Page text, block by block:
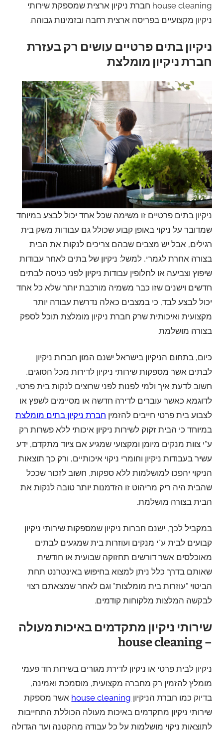
house cleaning חברת ניקיון ארצית שמספקת שירותי
ניקיון מקצועיים בפריסה ארצית רחבה ובזמינות גבוהה.
ניקיון בתים פרטיים עושים רק בעזרת
חברת ניקיון מומלצת
ניקיון בתים פרטיים זו משימה שכל אחד יכול לבצע במיוחד
שמדובר על ניקוי באופן קבוע שכולל גם עבודות משק בית
רגילים, אבל יש מצבים שבהם צריכים לנקות את הבית
בצורה אחרת לגמרי, למשל: ניקיון של בתים לאחר עבודות
שיפוץ וצביעה או לחלופין עבודות ניקיון לפני כניסה לבתים
חדשים וישנים שזו כבר משמיה מורכבת יותר שלא כל אחד
יכול לבצע לבד, כי במצבים כאלה נדרשת עבודה יותר
מקצועית ואיכותית שרק חברת ניקיון מומלצת תוכל לספק
בצורה מושלמת.
כיום, בתחום הניקיון בישראל ישנם המון חברות ניקיון
לבתים אשר מספקות שירותי ניקיון לדירות מכל הסוגים,
חשוב לדעת איך ולמי לפנות לפני שרוצים לנקות בית פרטי,
לדוגמא כאשר עוברים לדירה חדשה או מסיימים לשפץ או
לצבוע בית פרטי חייבים להזמין חברת ניקיון בתים מומלצת
במיוחד כי הבית זקוק לשירות ניקיון איכותי ללא פשרות רק
ע"י צוות מנקים מיומן ומקצועי שמגיע אם ציוד מתקדם, ידע
עשיר בעבודות ניקיון וחומרי ניקוי איכותיים, ורק כך תוצאות
הניקוי יהפכו למושלמות ללא ספקות, חשוב לזכור שככל
שהבית היה ריק מריהוט זו הזדמנות יותר טובה לנקות את
הבית בצורה מושלמת.
במקביל לכך, ישנם חברות ניקיון שמספקות שירותי ניקיון
קבועים לבית ע"י מנקים ועוזרות בית שמגעים לבתים
מאוכלסים אשר דורשים תחזוקה שבועית או חודשית
שאותם בדרך כלל ניתן למצוא בחיפוש באינטרנט תחת
הביטוי "עוזרות בית מומלצות" וגם לאחר שמצאתם רצוי
לבקשה המלצות מלקוחות קודמים.
שירותי ניקיון מתקדמים באיכות מעולה
– house cleaning
ניקיון לבית פרטי או ניקיון לדירת מגורים בשירות חד פעמי
מומלץ להזמין רק מחברה מקצועית, מוסמכת ואמינה,
בדיוק כמו חברת הניקיון house cleaning אשר מספקת
שירותי ניקיון מתקדמים באיכות מעולה הכוללת התחייבות
לתוצאות ניקוי מושלמות על כל עבודה מהקטנה ועד הגדולה